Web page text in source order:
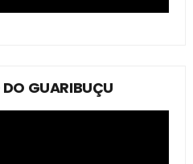
GUARIBUÇU